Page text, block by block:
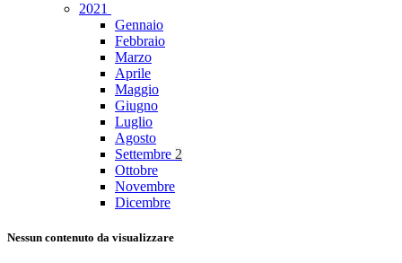
2021
Gennaio
Febbraio
Marzo
Aprile
Maggio
Giugno
Luglio
Agosto
Settembre 2
Ottobre
Novembre
Dicembre
Nessun contenuto da visualizzare